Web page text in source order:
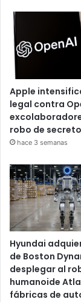
Apple
legal contra
robo de
hace 3 semanas
Hyundai
de Boston
desplegar al
humanoide
fábricas de